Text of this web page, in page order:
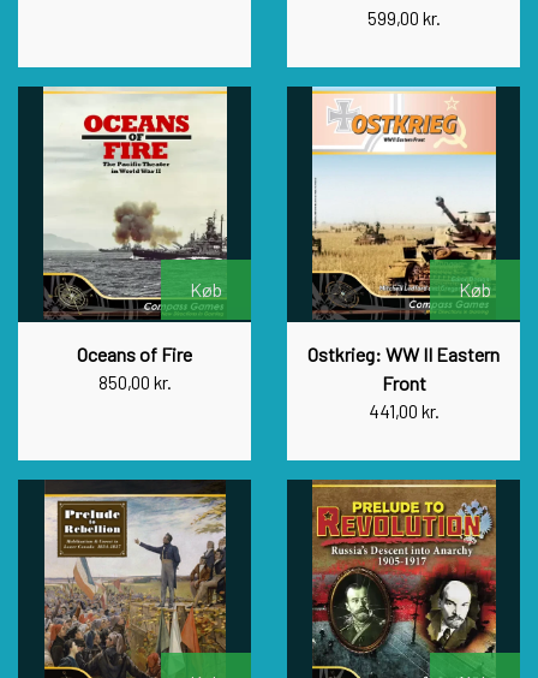
599,00 kr.
Køb
Oceans of Fire
850,00 kr.
Køb
Ostkrieg: WW II Eastern
Front
441,00 kr.